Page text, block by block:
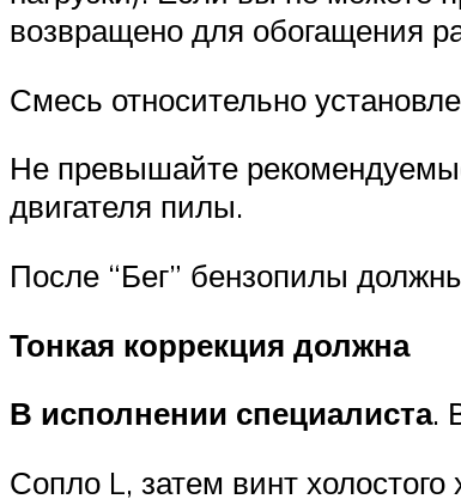
возвращено для обогащения
Смесь относительно
Не превышайте
двигателя пилы.
После “Бег” бензопилы
Тонкая коррекция должна
В исполнении специалиста.
Сопло L, затем винт